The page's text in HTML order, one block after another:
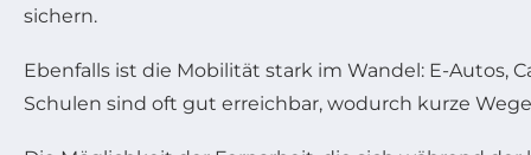
sichern.
Ebenfalls ist die Mobilität stark im Wandel: E-Autos,
Schulen sind oft gut erreichbar, wodurch kurze